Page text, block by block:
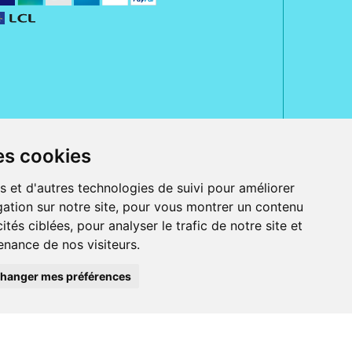
cookies
et d'autres technologies de suivi pour améliorer
sur notre site, pour vous montrer un contenu
ciblées, pour analyser le trafic de notre site et
de nos visiteurs.
mes préférences
Jeanne d' Harcourt, 80300 Albert.
ordonnance.
et iPod touch), ou sur Google Play (pour Androïd 5.0 ou version
Bancontact, PayPal.
beauté et bien-être ainsi que différents services : suivi personnalisé,
la peau, des cheveux...), mesure de la glycémie, perruques.
Pharmactiv réunit près de 1500 adhérents pharmaciens autour d' un
médical sous sa marque BetterLife.